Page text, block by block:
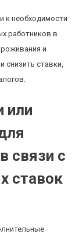
к необходимости
работников в
и
снизить ставки,
или
связи с
ставок